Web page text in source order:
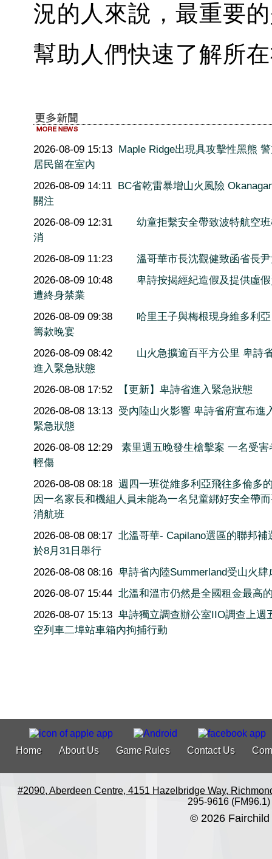
況的人來說，最重要
幫助人們快速了解所
2026-08-09 15:13 Maple Ridge出現具攻擊性黑熊
居民留在室內
2026-08-09 14:11 BC省乾雷暴增山火風險
關注
2026-08-09 12:31
幼童拒繫安全帶致波特航空
消
2026-08-09 11:23
溫哥華市長沈觀健致函省長
2026-08-09 10:48
卑詩按揭經紀造假及提供虛
遭終身禁業
2026-08-09 09:38
哈里王子與梅根現身維多利
籌款晚宴
2026-08-09 08:42
山火急擴逾百平方公里 卑詩
進入緊急狀態
2026-08-08 17:52
【更新】卑詩省進入緊急狀態
2026-08-08 13:13 受內陸山火影響 卑詩省府宣布進
緊急狀態
2026-08-08 12:29
素里週五晚發生槍擊案 一名受害
輕傷
2026-08-08 08:18 週四一班從維多利亞飛往多倫多
因一名家長和機組人員未能為一名兒童綁好安全帶
消航班
2026-08-08 08:17 北溫哥華- Capilano選區的聯邦補
於8月31日舉行
2026-08-08 08:16 卑詩省內陸Summerland受山火肆
2026-08-07 15:44 北溫和溫市仍然是全國租金最高
2026-08-07 15:13 卑詩獨立調查辦公室IIO調查上週
空列車二埠站車箱內拘捕行動
Home About Us Game Rules Contact Us
#2090, Aberdeen Centre, 4151 Hazelbridge Way,
295-9616 (FM96.1)
© 2026 Fairchild